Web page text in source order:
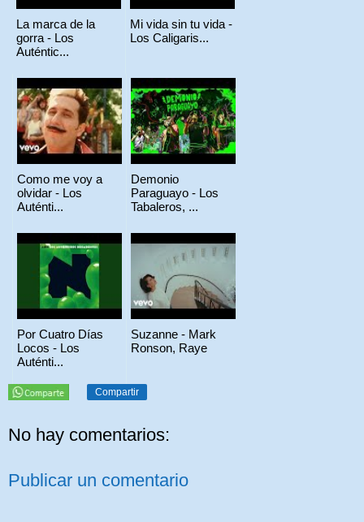
La marca de la
gorra - Los
Auténtic...
Mi vida sin tu vida -
Los Caligaris...
Como me voy a
olvidar - Los
Auténti...
Demonio
Paraguayo - Los
Tabaleros, ...
Por Cuatro Días
Locos - Los
Auténti...
Suzanne - Mark
Ronson, Raye
Compartir
No hay comentarios:
Publicar un comentario